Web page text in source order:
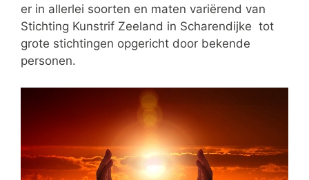
er in allerlei soorten en maten variërend van
Stichting Kunstrif Zeeland in Scharendijke tot
grote stichtingen opgericht door bekende
personen.